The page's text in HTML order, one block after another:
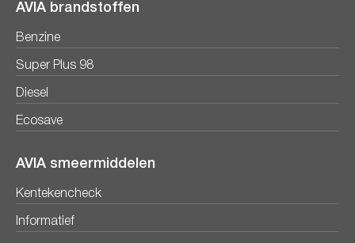
AVIA brandstoffen
Benzine
Super Plus 98
Diesel
Ecosave
AVIA smeermiddelen
Kentekencheck
Informatief